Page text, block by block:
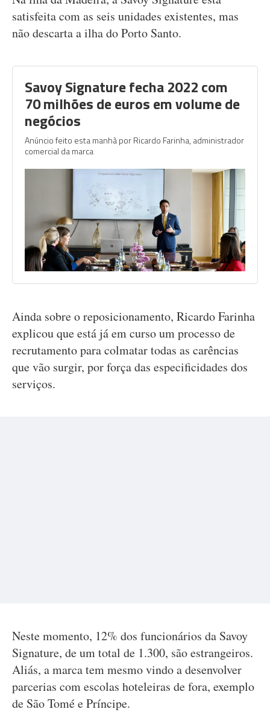
satisfeita com as seis unidades existentes, mas
não descarta a ilha do Porto Santo.
Savoy Signature fecha 2022 com
70 milhões de euros em volume de
negócios
Anúncio feito esta manhã por Ricardo Farinha, administrador
comercial da marca
Ainda sobre o reposicionamento, Ricardo Farinha
explicou que está já em curso um processo de
recrutamento para colmatar todas as carências
que vão surgir, por força das especificidades dos
serviços.
Neste momento, 12% dos funcionários da Savoy
Signature, de um total de 1.300, são estrangeiros.
Aliás, a marca tem mesmo vindo a desenvolver
parcerias com escolas hoteleiras de fora, exemplo
de São Tomé e Príncipe.